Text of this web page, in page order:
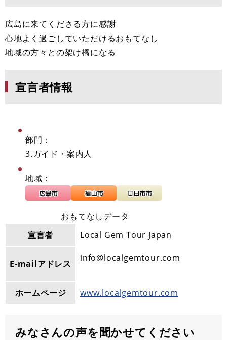
広島に来てくださる方に感謝
心地よく過ごしていただけるおもてなし
地域の方々との架け橋になる
宣言者情報
部門：
3.ガイド・案内人
地域：
おもてなしデータ
宣言者
Local Gem Tour Japan
E-mailアドレス
info@localgemtour.com
ホームページ www.localgemtour.com
みなさんの声を聞かせてください